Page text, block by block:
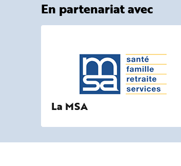
En partenariat avec
La MSA